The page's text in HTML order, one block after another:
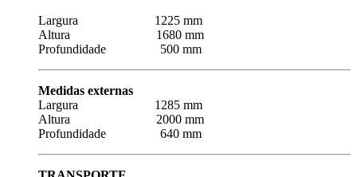
Largura 1225 mm
Altura 1680 mm
Profundidade 500 mm
Medidas externas
Largura 1285 mm
Altura 2000 mm
Profundidade 640 mm